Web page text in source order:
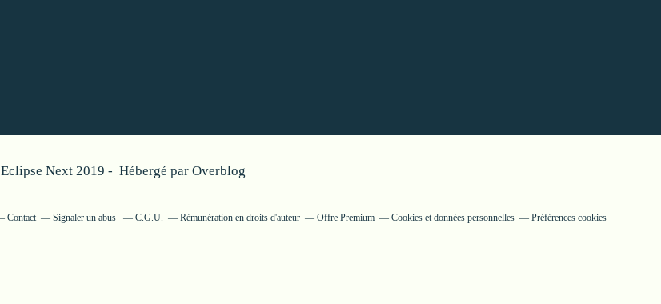
Eclipse Next 2019 - Hébergé par Overblog
Contact Signaler un abus C.G.U. Rémunération en droits d'auteur Offre Premium Cookies et données personnelles Préférences cookies